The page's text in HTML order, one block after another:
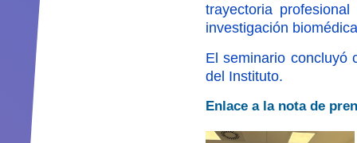
trayectoria
investigación
El seminario concluyó
del Instituto.
Enlace a la nota de